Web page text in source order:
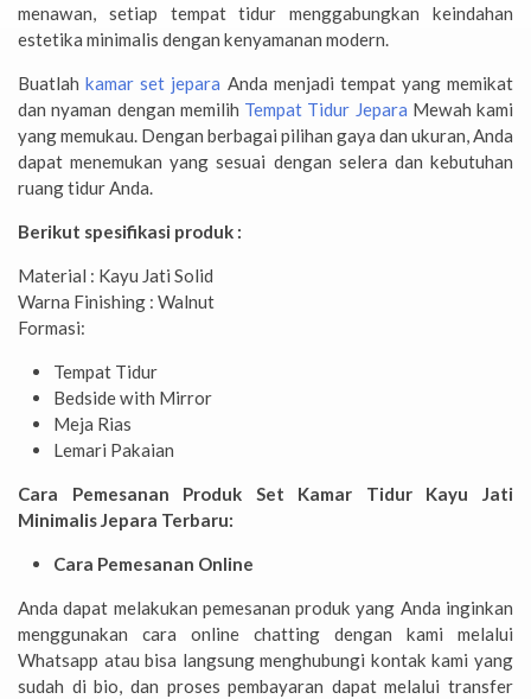
menawan, setiap tempat tidur menggabungkan keindahan
estetika minimalis dengan kenyamanan modern.
Buatlahkamar set jepara Anda menjadi tempat yang memikat
dan nyaman dengan memilih Tempat Tidur Jepara Mewah kami
yang memukau. Dengan berbagai pilihan gaya dan ukuran, Anda
dapat menemukan yang sesuai dengan selera dan kebutuhan
ruang tidur Anda.
Berikut spesifikasi produk :
Material : Kayu Jati Solid
Warna Finishing : Walnut
Formasi:
Tempat Tidur
Bedside with Mirror
Meja Rias
Lemari Pakaian
Cara Pemesanan Produk Set Kamar Tidur Kayu Jati
Minimalis Jepara Terbaru:
Cara Pemesanan Online
Anda dapat melakukan pemesanan produk yang Anda inginkan
menggunakan cara online chatting dengan kami melalui
Whatsapp atau bisa langsung menghubungi kontak kami yang
sudah di bio, dan proses pembayaran dapat melalui transfer